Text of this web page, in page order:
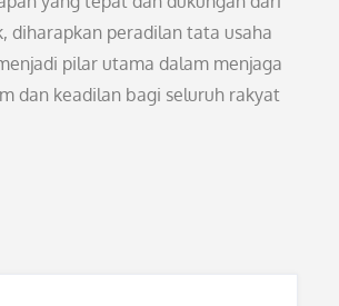
diharapkan peradilan tata usaha
pilar utama dalam menjaga
dan keadilan bagi seluruh rakyat